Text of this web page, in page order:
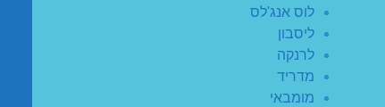
לוס אנג'לס
ליסבון
לרנקה
מדריד
מומבאי